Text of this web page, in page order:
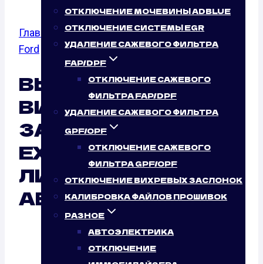
ОТКЛЮЧЕНИЕ МОЧЕВИНЫ ADBLUE
ОТКЛЮЧЕНИЕ СИСТЕМЫ EGR
УДАЛЕНИЕ САЖЕВОГО ФИЛЬТРА
FAP/DPF
ОТКЛЮЧЕНИЕ САЖЕВОГО
ФИЛЬТРА FAP/DPF
УДАЛЕНИЕ САЖЕВОГО ФИЛЬТРА
GPF/OPF
ОТКЛЮЧЕНИЕ САЖЕВОГО
ФИЛЬТРА GPF/OPF
ОТКЛЮЧЕНИЕ ВИХРЕВЫХ ЗАСЛОНОК
КАЛИБРОВКА ФАЙЛОВ ПРОШИВОК
РАЗНОЕ
АВТОЭЛЕКТРИКА
ОТКЛЮЧЕНИЕ
Главная /Отключение вихревых заслонок
Ford
Excursion
ВЫКЛЮЧЕНИЕ
ВИХРЕВЫХ
ЗАСЛОНОК FORD
EXCURSION: ТАК
ЛИ ЭТО НУЖНО
АВТОМОБИЛЮ?
Отключение вихревых заслонок Ford
Excursion 5.4 4AT (258 Л.С.)